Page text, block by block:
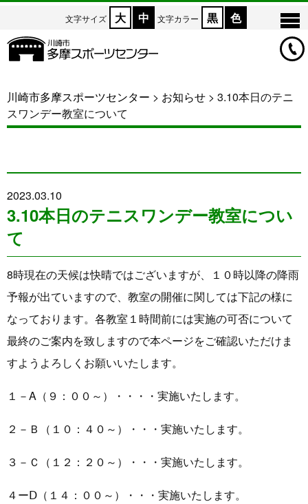
文字サイズ 大 中 文字カラー 黒 色
川崎市多摩スポーツセンター > お知らせ > 3.10本日のテニ
スワンデー教室について
2023.03.10
3.10本日のテニスワンデー教室につい
て
8時現在の天候は快晴ではございますが、１０時以降の降雨
予報が出ていますので、教室の開催に関しては下記の様に
なっております。各教室１時間前には実施の可否について
最終のご案内を致しますので本ページをご確認いただけま
すようよろしくお願いいたします。
１－A（９：００～）・・・・実施いたします。
２－Ｂ（１０：４０～）・・・実施いたします。
３－Ｃ（１２：２０～）・・・実施いたします。
４ーⅮ（１４：００～）・・・実施いたします。